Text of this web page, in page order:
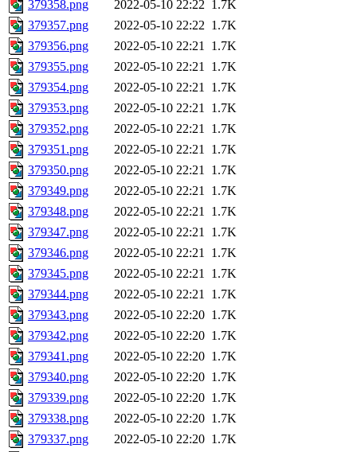
379358.png 2022-05-10 22:22 1.7K
379357.png
2022-05-10 22:22 1.7K
379356.png
2022-05-10 22:21 1.7K
379355.png
2022-05-10 22:21 1.7K
379354.png
2022-05-10 22:21 1.7K
379353.png
2022-05-10 22:21 1.7K
379352.png
2022-05-10 22:21 1.7K
379351.png
2022-05-10 22:21 1.7K
379350.png
2022-05-10 22:21 1.7K
379349.png
2022-05-10 22:21 1.7K
379348.png
2022-05-10 22:21 1.7K
379347.png
2022-05-10 22:21 1.7K
379346.png
2022-05-10 22:21 1.7K
379345.png
2022-05-10 22:21 1.7K
379344.png
2022-05-10 22:21 1.7K
379343.png
2022-05-10 22:20 1.7K
379342.png
2022-05-10 22:20 1.7K
379341.png
2022-05-10 22:20 1.7K
379340.png
2022-05-10 22:20 1.7K
379339.png
2022-05-10 22:20 1.7K
379338.png
2022-05-10 22:20 1.7K
379337.png
2022-05-10 22:20 1.7K